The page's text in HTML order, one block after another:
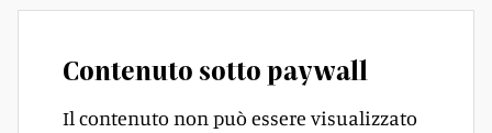
Contenuto sotto paywall
Il contenuto non può essere visualizzato